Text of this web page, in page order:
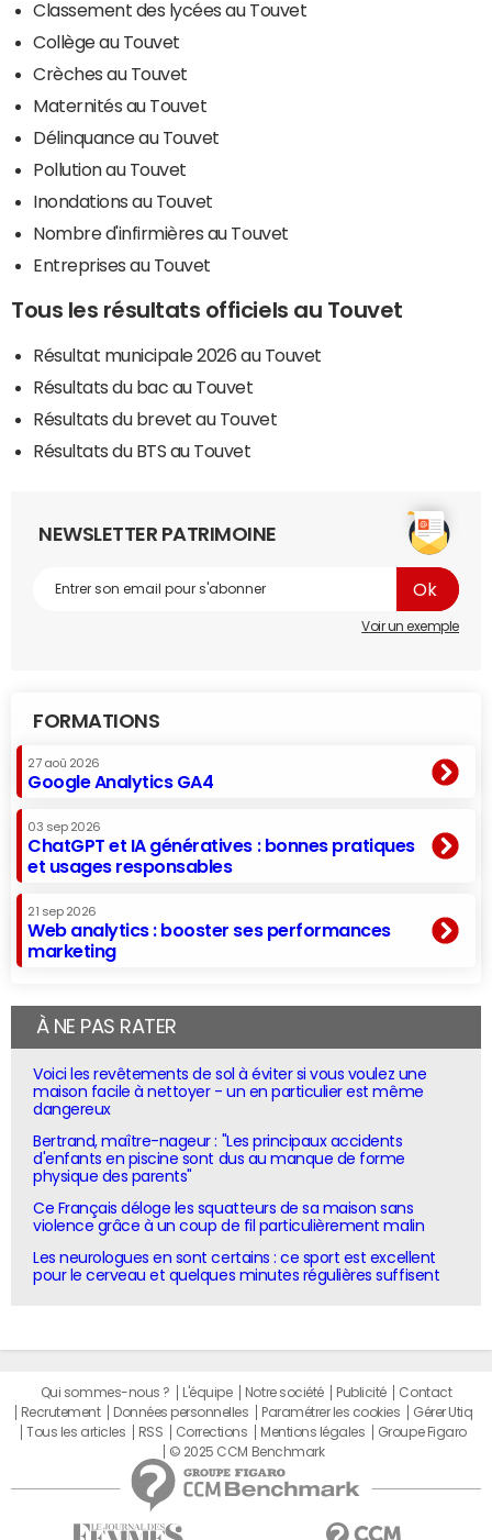
Classement des lycées au Touvet
Collège au Touvet
Crèches au Touvet
Maternités au Touvet
Délinquance au Touvet
Pollution au Touvet
Inondations au Touvet
Nombre d'infirmières au Touvet
Entreprises au Touvet
Tous les résultats officiels au Touvet
Résultat municipale 2026 au Touvet
Résultats du bac au Touvet
Résultats du brevet au Touvet
Résultats du BTS au Touvet
NEWSLETTER PATRIMOINE
Voir un exemple
FORMATIONS
27 aoû 2026
Google Analytics GA4
03 sep 2026
ChatGPT et IA génératives : bonnes pratiques
et usages responsables
21 sep 2026
Web analytics : booster ses performances
marketing
À NE PAS RATER
Voici les revêtements de sol à éviter si vous voulez une
maison facile à nettoyer - un en particulier est même
dangereux
Bertrand, maître-nageur : "Les principaux accidents
d'enfants en piscine sont dus au manque de forme
physique des parents"
Ce Français déloge les squatteurs de sa maison sans
violence grâce à un coup de fil particulièrement malin
Les neurologues en sont certains : ce sport est excellent
pour le cerveau et quelques minutes régulières suffisent
Qui sommes-nous ? L'équipe Notre société Publicité
Contact
Recrutement
Données personnelles Paramétrer les cookies
Gérer Utiq
Tous les articles
RSS Corrections Mentions légales
Groupe Figaro
© 2025 CCM Benchmark